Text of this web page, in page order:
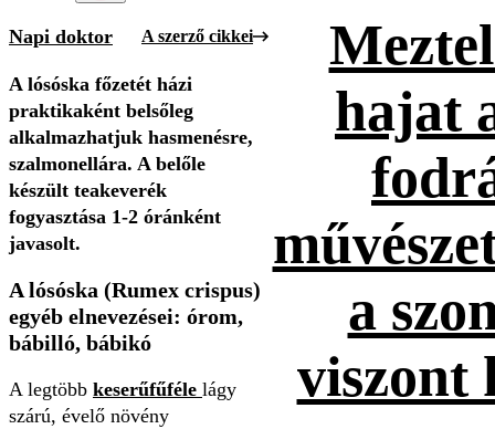
Napi doktor A szerző cikkei
A lósóska főzetét házi
praktikaként belsőleg
alkalmazhatjuk hasmenésre,
szalmonellára. A belőle
készült teakeverék
fogyasztása 1-2 óránként
javasolt.
A lósóska (Rumex crispus)
egyéb elnevezései: órom,
bábilló, bábikó
A legtöbb keserűfűféle lágy
szárú, évelő növény
hajat
a
viszont